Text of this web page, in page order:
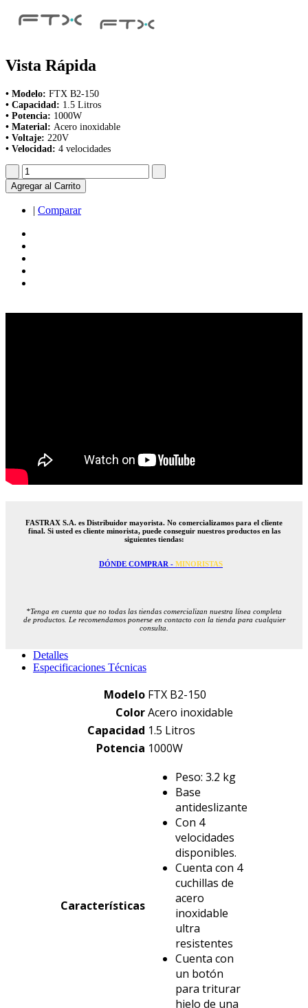
Vista Rápida
• Modelo: FTX B2-150
• Capacidad: 1.5 Litros
• Potencia: 1000W
• Material: Acero inoxidable
• Voltaje: 220V
• Velocidad: 4 velocidades
Agregar al Carrito
| Comparar
FASTRAX S.A. es Distribuidor mayorista. No comercializamos para el cliente
final. Si usted es cliente minorista, puede conseguir nuestros productos en las
siguientes tiendas:
DÓNDE COMPRAR - MINORISTAS
*Tenga en cuenta que no todas las tiendas comercializan nuestra línea completa
de productos. Le recomendamos ponerse en contacto con la tienda para cualquier
consulta.
Detalles
Especificaciones Técnicas
Modelo FTX B2-150
ColorAcero inoxidable
Capacidad 1.5 Litros
Potencia 1000W
Características
Peso: 3.2 kg
Base
antideslizante
Con 4
velocidades
disponibles.
Cuenta con 4
cuchillas de
acero
inoxidable
ultra
resistentes
Cuenta con
un botón
para triturar
hielo de una